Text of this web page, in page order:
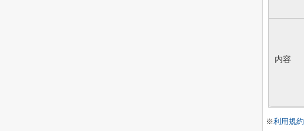
内容
※利用規約